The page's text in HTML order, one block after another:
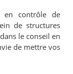
en contrôle de
de structures
le conseil en
de mettre vos